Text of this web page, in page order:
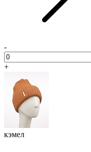
-
+
кэмел